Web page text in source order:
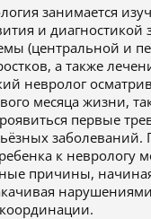
занимается
и диагностикой
(центральной и
а также
невролог
месяца жизни,
первые
заболеваний.
к неврологу
причины,